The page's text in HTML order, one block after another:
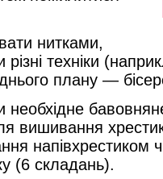
нитками,
різні техніки
плану —
вишивання
напівхрестиком
(6 складань).